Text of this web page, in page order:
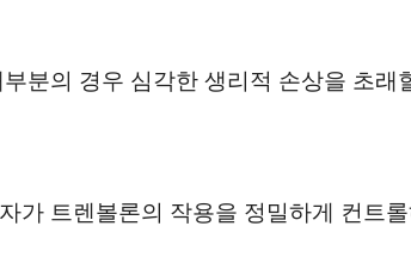
분의 경우 심각한 생리적 손상을 초래
가 트렌볼론의 작용을 정밀하게 컨트